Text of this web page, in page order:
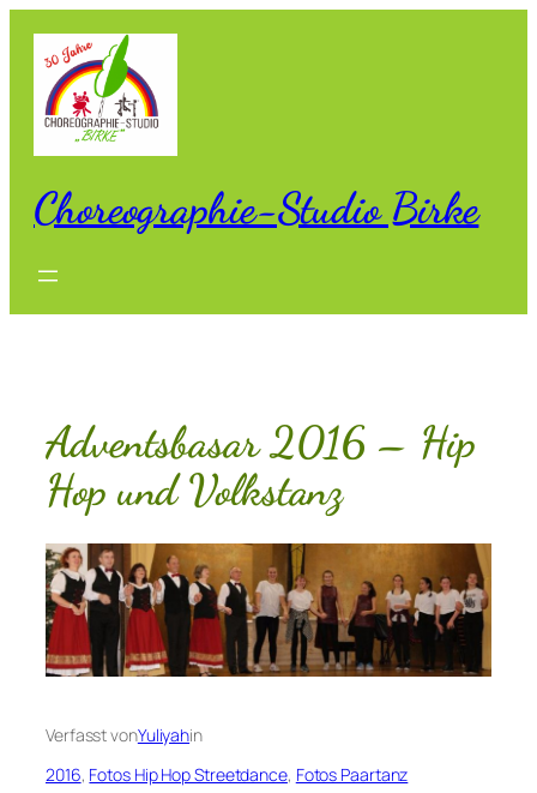
Inhalt
springen
Choreographie-Studio Birke
Adventsbasar 2016 – Hip
Hop und Volkstanz
Verfasst vonYuliyahin
2016, Fotos Hip Hop Streetdance, Fotos Paartanz